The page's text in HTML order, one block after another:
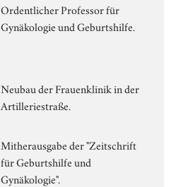
Ordentlicher Professor für
Gynäkologie und Geburtshilfe.
Neubau der Frauenklinik in der
Artilleriestraße.
Mitherausgabe der "Zeitschrift
für Geburtshilfe und
Gynäkologie".